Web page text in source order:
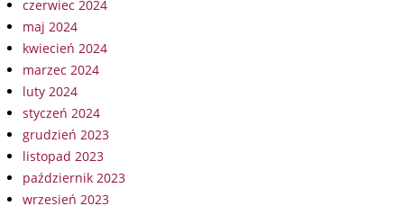
czerwiec 2024
maj 2024
kwiecień 2024
marzec 2024
luty 2024
styczeń 2024
grudzień 2023
listopad 2023
październik 2023
wrzesień 2023